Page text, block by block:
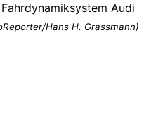
Audi
Hans H. Grassmann)